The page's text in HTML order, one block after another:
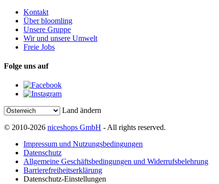
Kontakt
Über bloomling
Unsere Gruppe
Wir und unsere Umwelt
Freie Jobs
Folge uns auf
Land ändern
© 2010-2026 niceshops GmbH - All rights reserved.
Impressum und Nutzungsbedingungen
Datenschutz
Allgemeine Geschäftsbedingungen und Widerrufsbelehrung
Barrierefreiheitserklärung
Datenschutz-Einstellungen